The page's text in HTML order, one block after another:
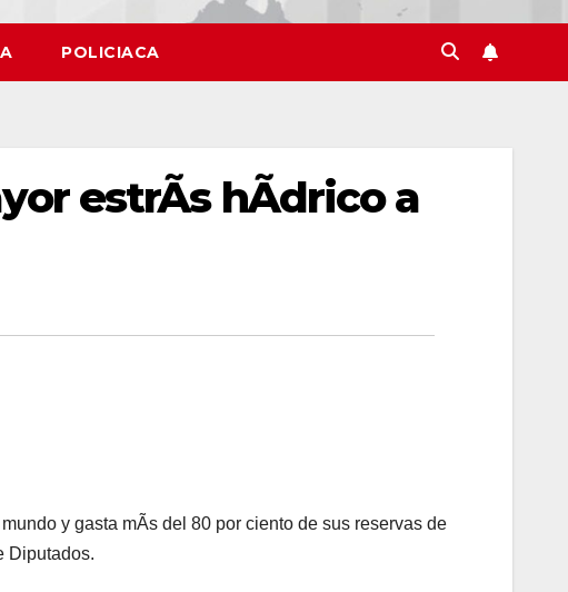
POLICIACA
estrÃs hÃdrico a
y gasta mÃs del 80 por ciento de sus reservas de
Diputados.